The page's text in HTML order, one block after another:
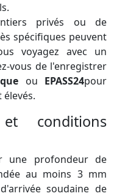
privés ou de
spécifiques peuvent
voyagez avec un
vous de l'enregistrer
ou EPASS24pour
conditions
une profondeur de
au moins 3 mm
soudaine de